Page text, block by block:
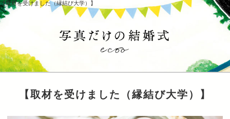
【取材を受けました（縁結び大学）】
【取材を受けました（縁結び大学）】